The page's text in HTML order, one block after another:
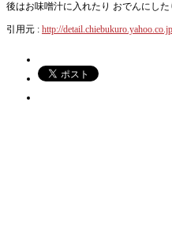
後はお味噌汁に入れたり おでんにし
引用元 : http://